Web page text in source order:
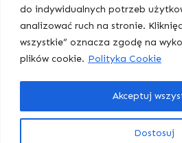
do indywidualnych potrzeb
analizować ruch na stronie.
wszystkie” oznacza zgodę na
plików cookie. Polityka Cookie
Dostosuj
Akceptuj
BOJ Higiena | Posprzątajmy
Wszelkie prawa zastrzeżone